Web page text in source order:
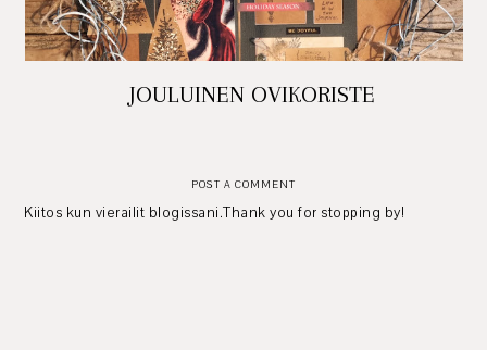
JOULUINEN OVIKORISTE
POST A COMMENT
Kiitos kun vierailit blogissani.Thank you for stopping by!